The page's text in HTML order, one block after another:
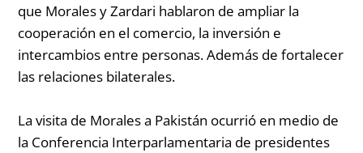
que Morales y Zardari hablaron de ampliar la
cooperación en el comercio, la inversión e
intercambios entre personas. Además de fortalecer
las relaciones bilaterales.
La visita de Morales a Pakistán ocurrió en medio de
la Conferencia Interparlamentaria de presidentes